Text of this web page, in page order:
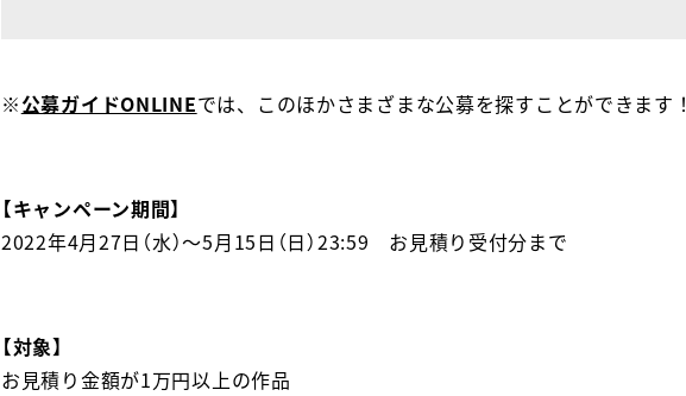
※公募ガイドONLINEでは、このほかさまざまな公募を探すことができます！
【キャンペーン期間】
2022年4月27日（水）～5月15日（日）23:59 お見積り受付分まで
【対象】
お見積り金額が1万円以上の作品